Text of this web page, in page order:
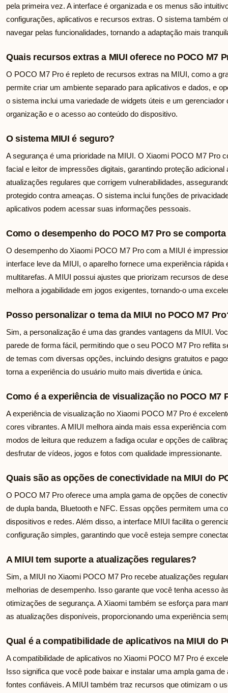
pela primeira vez. A interface é organizada e os menus são
configurações, aplicativos e recursos extras. O sistema também
navegar pelas funcionalidades, tornando a adaptação mais
Quais recursos extras a MIUI oferece no POCO M7
O POCO M7 Pro é repleto de recursos extras na MIUI, como a
permite criar um ambiente separado para aplicativos e dados, e
o sistema inclui uma variedade de widgets úteis e um gerenciador
organização e o acesso ao conteúdo do dispositivo.
O sistema MIUI é seguro?
A segurança é uma prioridade na MIUI. O Xiaomi POCO M7 Pro
facial e leitor de impressões digitais, garantindo proteção
atualizações regulares que corrigem vulnerabilidades,
protegido contra ameaças. O sistema inclui funções de
aplicativos podem acessar suas informações pessoais.
Como o desempenho do POCO M7 Pro se comporta
O desempenho do Xiaomi POCO M7 Pro com a MIUI é
interface leve da MIUI, o aparelho fornece uma experiência
multitarefas. A MIUI possui ajustes que priorizam recursos de
melhora a jogabilidade em jogos exigentes, tornando-o uma
Posso personalizar o tema da MIUI no POCO M7
Sim, a personalização é uma das grandes vantagens da MIUI.
parede de forma fácil, permitindo que o seu POCO M7 Pro reflita
de temas com diversas opções, incluindo designs gratuitos e
torna a experiência do usuário muito mais divertida e única.
Como é a experiência de visualização no POCO M7
A experiência de visualização no Xiaomi POCO M7 Pro é
cores vibrantes. A MIUI melhora ainda mais essa experiência
modos de leitura que reduzem a fadiga ocular e opções de
desfrutar de vídeos, jogos e fotos com qualidade impressionante.
Quais são as opções de conectividade na MIUI do
O POCO M7 Pro oferece uma ampla gama de opções de
de dupla banda, Bluetooth e NFC. Essas opções permitem uma
dispositivos e redes. Além disso, a interface MIUI facilita o
configuração simples, garantindo que você esteja sempre
A MIUI tem suporte a atualizações regulares?
Sim, a MIUI no Xiaomi POCO M7 Pro recebe atualizações
melhorias de desempenho. Isso garante que você tenha acesso
otimizações de segurança. A Xiaomi também se esforça para
as atualizações disponíveis, proporcionando uma experiência
Qual é a compatibilidade de aplicativos na MIUI do
A compatibilidade de aplicativos no Xiaomi POCO M7 Pro é
Isso significa que você pode baixar e instalar uma ampla gama
fontes confiáveis. A MIUI também traz recursos que otimizam o